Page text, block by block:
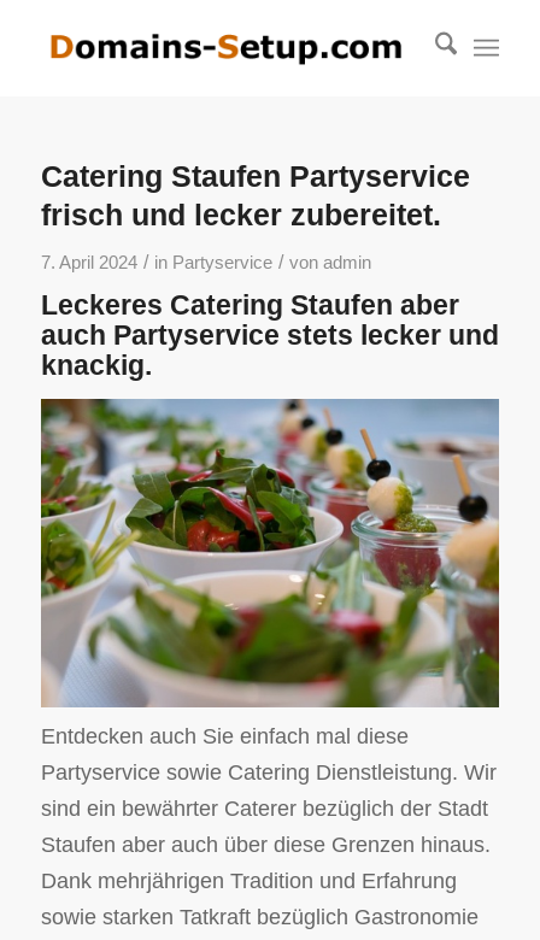
Catering Staufen Partyservice
frisch und lecker zubereitet.
7. April 2024 / in Partyservice / von admin
Leckeres Catering Staufen aber
auch Partyservice stets lecker und
knackig.
Entdecken auch Sie einfach mal diese
Partyservice sowie Catering Dienstleistung. Wir
sind ein bewährter Caterer bezüglich der Stadt
Staufen aber auch über diese Grenzen hinaus.
Dank mehrjährigen Tradition und Erfahrung
sowie starken Tatkraft bezüglich Gastronomie